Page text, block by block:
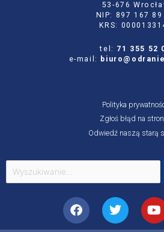
53-676
NIP: 897 167 89
KRS:
tel: 71 355 52
e-mail:
Polityka
Zgłoś błąd na
Odwiedź naszą starą
Szukaj
dla:
FacebookTwitter